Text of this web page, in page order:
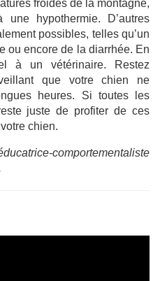
froides de la montagne,
hypothermie. D’autres
possibles, telles qu’un
ou encore de la diarrhée. En
à un vétérinaire. Restez
que votre chien ne
heures. Si toutes les
juste de profiter de ces
chien.
comportementaliste